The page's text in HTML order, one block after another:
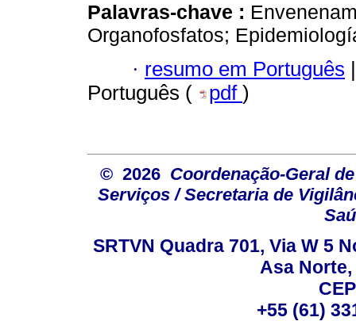
Palavras-chave :
Organofosfatos;
· resumo em Português |
Português (
pdf )
© 2026 Coordenação-Geral
Serviços / Secretaria de
SRTVN Quadra 701, Via W 5
Asa
+55 (61)